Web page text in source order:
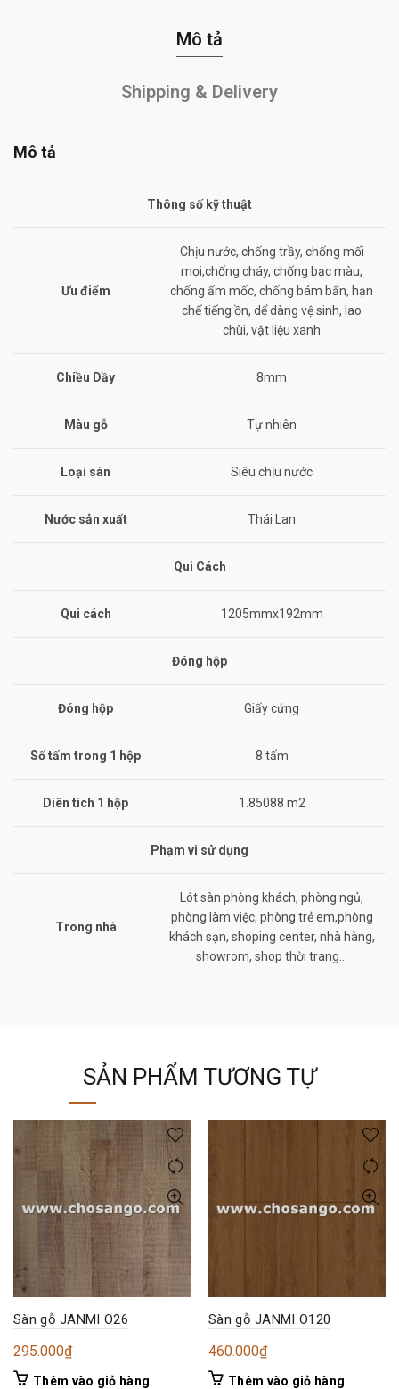
Mô tả
Shipping & Delivery
Mô tả
Thông số kỹ thuật
Ưu điểm
Chịu nước, chống trầy, chống mối
mọi,chống cháy, chống bạc màu,
chống ẩm mốc, chống bám bẩn, hạn
chế tiếng ồn, dể dàng vệ sinh, lao
chùi, vật liệu xanh
Chiều Dầy 8mm
Màu gỗ Tự nhiên
Loại sàn Siêu chịu nước
Nước sản xuất Thái Lan
Qui Cách
Qui cách 1205mmx192mm
Đóng hộp
Đóng hộp Giấy cứng
Số tấm trong 1 hộp 8 tấm
Diên tích 1 hộp 1.85088 m2
Phạm vi sử dụng
Trong nhà
Lót sàn phòng khách, phòng ngủ,
phòng làm việc, phòng trẻ em,phòng
khách sạn, shoping center, nhà hàng,
showrom, shop thời trang…
SẢN PHẨM TƯƠNG TỰ
Sàn gỗ JANMI O26
295.000₫
Thêm vào giỏ hàng
Sàn gỗ JANMI O120
460.000₫
Thêm vào giỏ hàng